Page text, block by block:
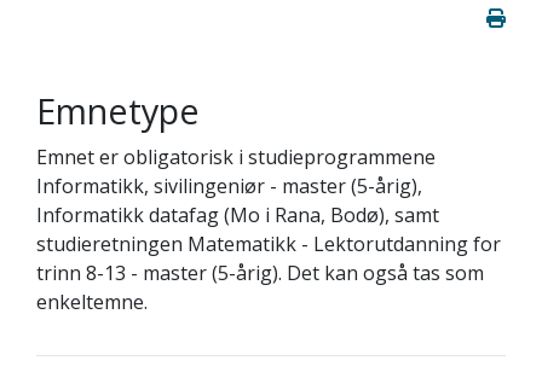
Emnetype
Emnet er obligatorisk i studieprogrammene
Informatikk, sivilingeniør - master (5-årig),
Informatikk datafag (Mo i Rana, Bodø), samt
studieretningen Matematikk - Lektorutdanning for
trinn 8-13 - master (5-årig). Det kan også tas som
enkeltemne.